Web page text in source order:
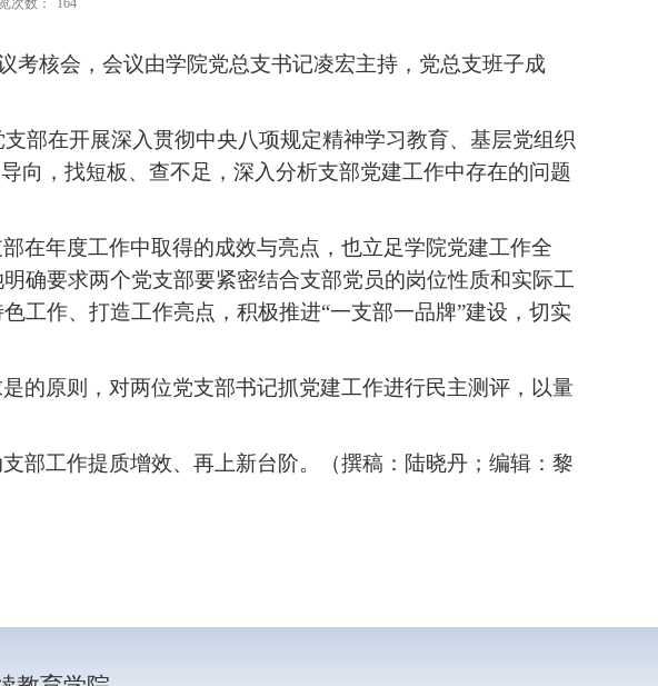
次数： 164
考核会，会议由学院党总支书记凌宏主持，党总支班子成
部在开展深入贯彻中央八项规定精神学习教育、基层党组织
向，找短板、查不足，深入分析支部党建工作中存在的问题
在年度工作中取得的成效与亮点，也立足学院党建工作全
确要求两个党支部要紧密结合支部党员的岗位性质和实际工
工作、打造工作亮点，积极推进“一支部一品牌”建设，切实
的原则，对两位党支部书记抓党建工作进行民主测评，以量
部工作提质增效、再上新台阶。（撰稿：陆晓丹；编辑：黎